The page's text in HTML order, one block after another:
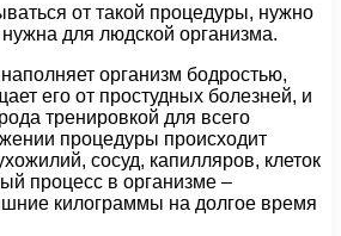
от такой процедуры, нужно
для людской организма.
организм бодростью,
его от простудных болезней, и
тренировкой для всего
процедуры происходит
сосуд, капилляров, клеток
процесс в организме –
килограммы на долгое время